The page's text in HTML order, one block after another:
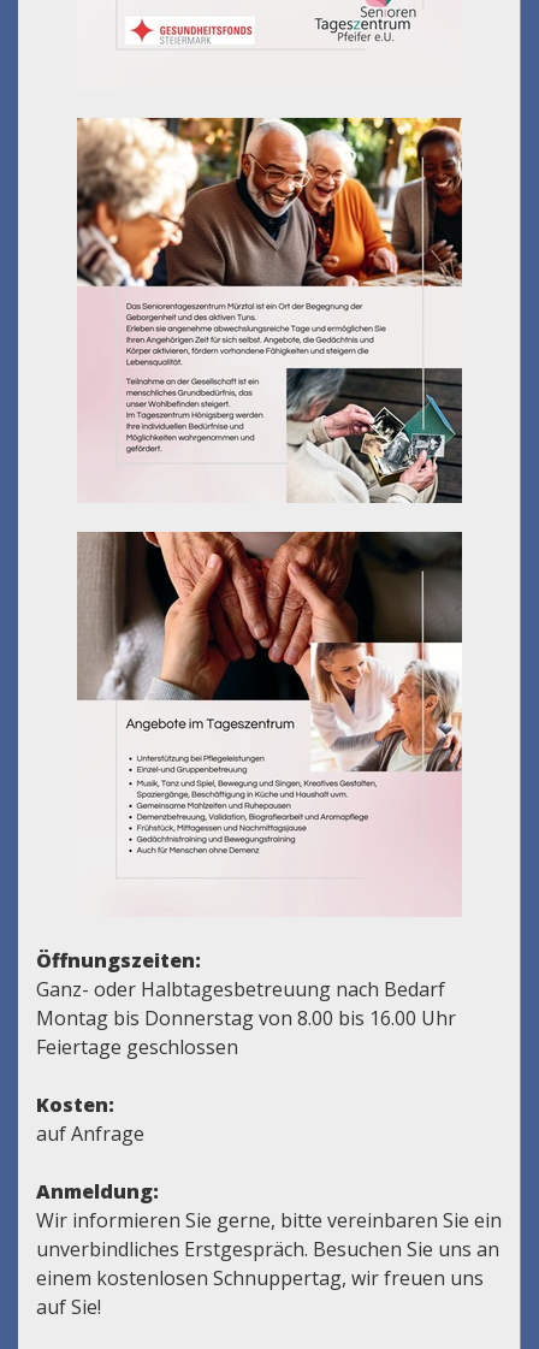
Öffnungszeiten:
Ganz- oder Halbtagesbetreuung nach Bedarf
Montag bis Donnerstag von 8.00 bis 16.00 Uhr
Feiertage geschlossen
Kosten:
auf Anfrage
Anmeldung:
Wir informieren Sie gerne, bitte vereinbaren Sie ein
unverbindliches Erstgespräch. Besuchen Sie uns an
einem kostenlosen Schnuppertag, wir freuen uns
auf Sie!